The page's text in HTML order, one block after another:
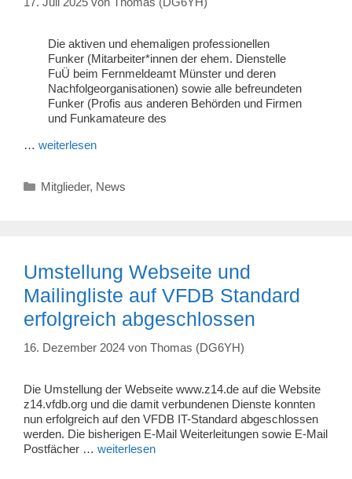
Die aktiven und ehemaligen professionellen
Funker (Mitarbeiter*innen der ehem. Dienstelle
FuÜ beim Fernmeldeamt Münster und deren
Nachfolgeorganisationen) sowie alle befreundeten
Funker (Profis aus anderen Behörden und Firmen
und Funkamateure des
… weiterlesen
Kategorien
Mitglieder, News
Umstellung Webseite und
Mailingliste auf VFDB Standard
erfolgreich abgeschlossen
16. Dezember 2024 von Thomas (DG6YH)
Die Umstellung der Webseite www.z14.de auf die Website
z14.vfdb.org und die damit verbundenen Dienste konnten
nun erfolgreich auf den VFDB IT-Standard abgeschlossen
werden. Die bisherigen E-Mail Weiterleitungen sowie E-Mail
Postfächer … weiterlesen